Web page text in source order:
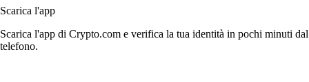
Scarica l'app
Scarica l'app di Crypto.com e verifica la tua identità in pochi minuti dal
telefono.